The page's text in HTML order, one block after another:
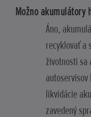
Možno akumulátory
Áno,
recyklovať a
životnosti sa
likvidácie
zavedený